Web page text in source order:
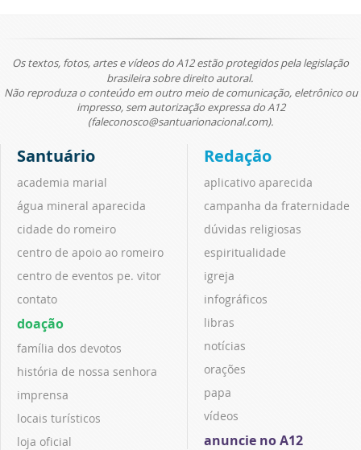
Os textos, fotos, artes e vídeos do A12 estão protegidos pela legislação
brasileira sobre direito autoral.
Não reproduza o conteúdo em outro meio de comunicação, eletrônico ou
impresso, sem autorização expressa do A12
(faleconosco@santuarionacional.com).
Santuário
academia marial
água mineral aparecida
cidade do romeiro
centro de apoio ao romeiro
centro de eventos pe. vitor
contato
doação
família dos devotos
história de nossa senhora
imprensa
locais turísticos
loja oficial
Redação
aplicativo aparecida
campanha da fraternidade
dúvidas religiosas
espiritualidade
igreja
infográficos
libras
notícias
orações
papa
vídeos
anuncie no A12